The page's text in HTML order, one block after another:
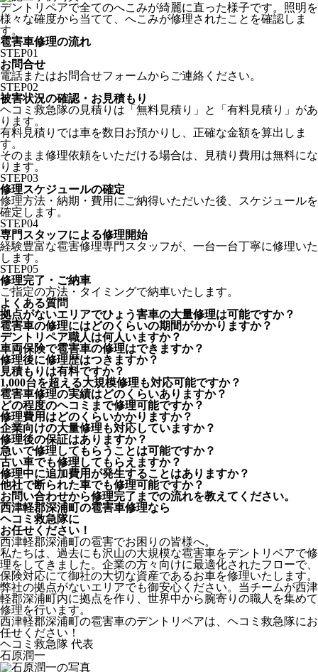
デントリペアで全てのへこみが綺麗に直った様子です。照明を
様々な確度から当てて、へこみが修理されたことを確認しま
す。
雹害車修理の流れ
STEP01
お問合せ
電話またはお問合せフォームからご連絡ください。
STEP02
被害状況の確認・お見積もり
ヘコミ救急隊の見積りは「無料見積り」と「有料見積り」があ
ります。
有料見積りでは車を数日お預かりし、正確な金額を算出しま
す。
そのまま修理依頼をいただける場合は、見積り費用は無料にな
ります。
STEP03
修理スケジュールの確定
修理方法・納期・費用にご納得いただいた後、スケジュールを
確定します。
STEP04
専門スタッフによる修理開始
経験豊富な雹害修理専門スタッフが、一台一台丁寧に修理いた
します。
STEP05
修理完了・ご納車
ご指定の方法・タイミングで納車いたします。
よくある質問
拠点がないエリアでひょう害車の大量修理は可能ですか？
雹害車の修理にはどのくらいの期間がかかりますか？
デントリペア職人は何人いますか？
車両保険で雹害車の修理はできますか？
修理後に修理歴はつきますか？
見積もりは有料ですか？
1,000台を超える大規模修理も対応可能ですか？
雹害車修理の実績はどのくらいありますか？
どの程度のヘコミまで修理可能ですか？
修理費用はどのくらいかかりますか？
企業向けの大量修理も対応していますか？
修理後の保証はありますか？
急いで修理してもらうことは可能ですか？
古い車でも修理してもらえますか？
修理中に追加費用が発生することはありますか？
他社で断られた車でも修理可能ですか？
お問い合わせから修理完了までの流れを教えてください。
西津軽郡深浦町の雹害車修理なら
ヘコミ救急隊に
お任せください！
西津軽郡深浦町の雹害でお困りの皆様へ。
私たちは、過去にも沢山の大規模な雹害車をデントリペアで修
理をしてきました。企業の方々向けに最適化されたフローで、
保険対応にて御社の大切な資産であるお車を修理いたします。
弊社の拠点がないエリアでも御安心ください。当チームが西津
軽郡深浦町内に拠点を作り、世界中から腕寄りの職人を集めて
修理を行います。
西津軽郡深浦町の雹害車のデントリペアは、ヘコミ救急隊にお
任せください！
ヘコミ救急隊 代表
石原潤一